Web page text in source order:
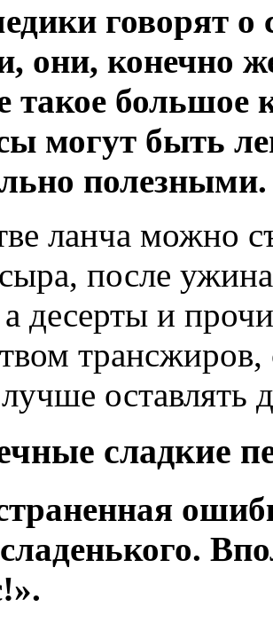
говорят
они, конечно
такое большое
могут быть
полезными.
ланча можно
после
десерты и
трансжиров,
лучше оставлять
сладкие